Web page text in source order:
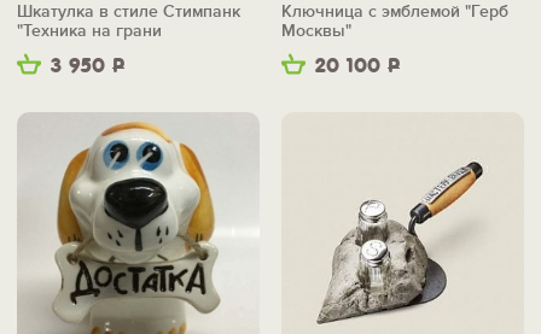
3 950 Р
Шкатулка в стиле Стимпанк
"Техника на грани
фантастики"
20 100 Р
Ключница с эмблемой "Герб
Москвы"